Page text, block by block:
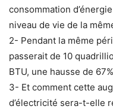
consommation
niveau de vie de la
2- Pendant la même
passerait de 10
BTU, une hausse de
3- Et comment cette
d’électricité sera-t-elle